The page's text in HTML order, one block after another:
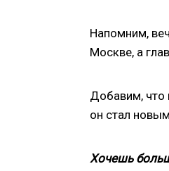
Напомним,
Москве, а
Добавим, что
он стал
Хочешь